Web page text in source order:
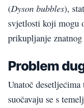
(Dyson bubbles),
svjetlosti koji mogu
prikupljanje
Problem
Unatoč
suočavaju se s